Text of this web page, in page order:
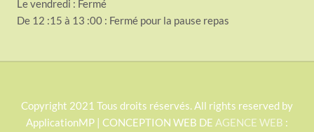
Le vendredi : Fermé
De 12 :15 à 13 :00 : Fermé pour la pause repas
S
Copyright 2021 Tous droits réservés. All rights reserved by
ApplicationMP | CONCEPTION WEB DE AGENCE WEB :